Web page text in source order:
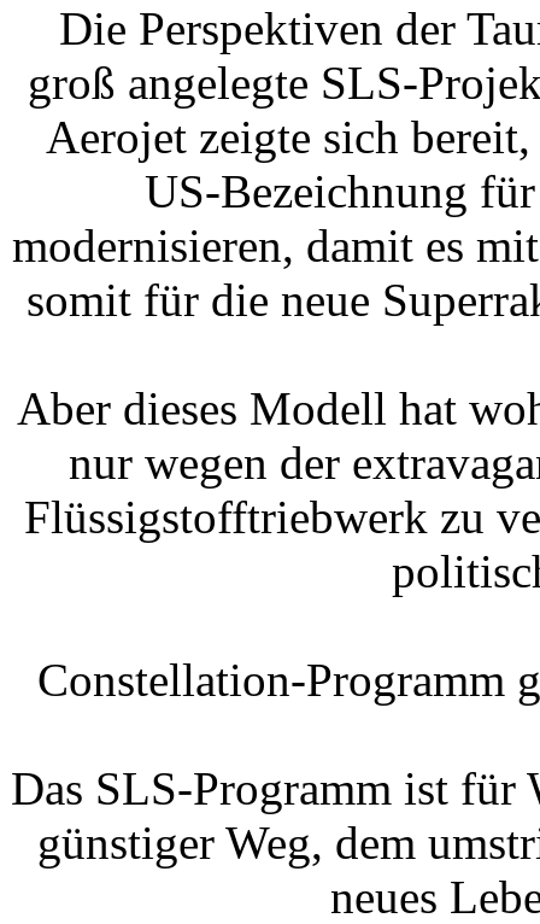
Die Perspektiven der
groß angelegte SLS-
Aerojet zeigte sich
US-Bezeichnung
modernisieren, damit es
somit für die neue
Aber dieses Modell hat
nur wegen der
Flüssigstofftriebwerk zu
Constellation-Programm
Das SLS-Programm ist für
günstiger Weg, dem
neues